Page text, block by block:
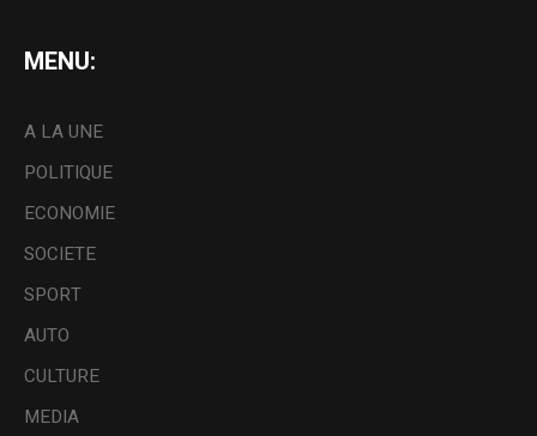
MENU:
A LA UNE
POLITIQUE
ECONOMIE
SOCIETE
SPORT
AUTO
CULTURE
MEDIA